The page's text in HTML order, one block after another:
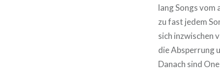
lang Songs vom
zu fast jedem
sich inzwischen
die Absperrung
Danach sind